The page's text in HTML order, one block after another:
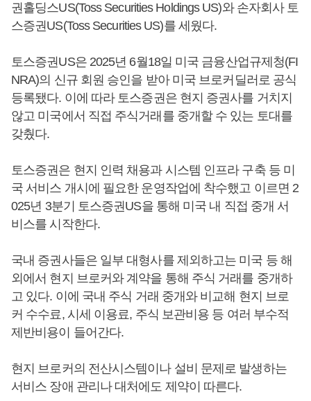
권홀딩스US(Toss Securities Holdings US)와 손자회사 토
스증권US(Toss Securities US)를 세웠다.
토스증권US은 2025년 6월18일 미국 금융산업규제청(FI
NRA)의 신규 회원 승인을 받아 미국 브로커딜러로 공식
등록됐다. 이에 따라 토스증권은 현지 증권사를 거치지
않고 미국에서 직접 주식거래를 중개할 수 있는 토대를
갖췄다.
토스증권은 현지 인력 채용과 시스템 인프라 구축 등 미
국 서비스 개시에 필요한 운영작업에 착수했고 이르면 2
025년 3분기 토스증권US을 통해 미국 내 직접 중개 서
비스를 시작한다.
국내 증권사들은 일부 대형사를 제외하고는 미국 등 해
외에서 현지 브로커와 계약을 통해 주식 거래를 중개하
고 있다. 이에 국내 주식 거래 중개와 비교해 현지 브로
커 수수료, 시세 이용료, 주식 보관비용 등 여러 부수적
제반비용이 들어간다.
현지 브로커의 전산시스템이나 설비 문제로 발생하는
서비스 장애 관리나 대처에도 제약이 따른다.